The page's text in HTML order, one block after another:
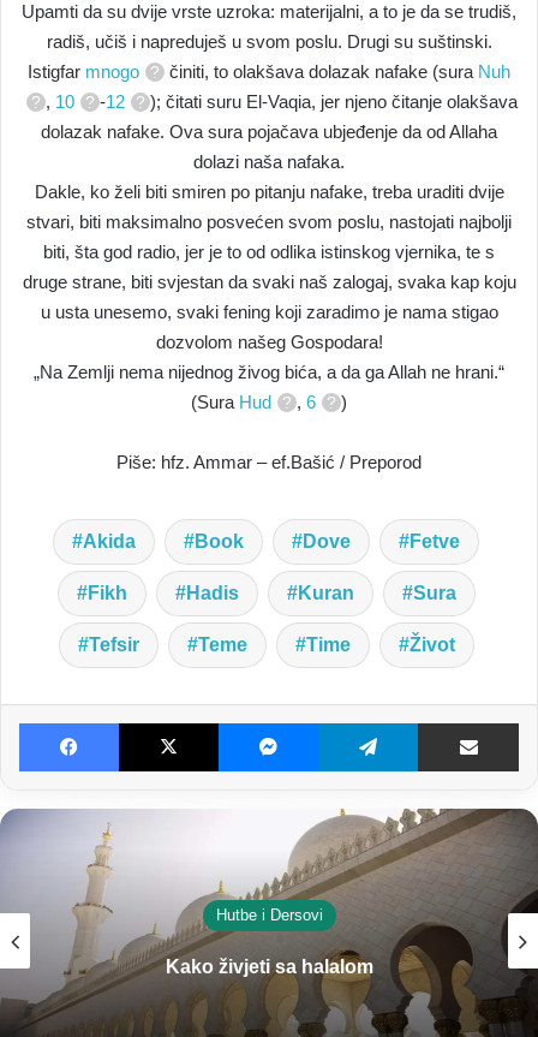
Upamti da su dvije vrste uzroka: materijalni, a to je da se trudiš,
radiš, učiš i napreduješ u svom poslu. Drugi su suštinski.
Istigfar mnogo činiti, to olakšava dolazak nafake (sura Nuh
, 10 -12
); čitati suru El-Vaqia, jer njeno čitanje olakšava
dolazak nafake. Ova sura pojačava ubjeđenje da od Allaha
dolazi naša nafaka.
Dakle, ko želi biti smiren po pitanju nafake, treba uraditi dvije
stvari, biti maksimalno posvećen svom poslu, nastojati najbolji
biti, šta god radio, jer je to od odlika istinskog vjernika, te s
druge strane, biti svjestan da svaki naš zalogaj, svaka kap koju
u usta unesemo, svaki fening koji zaradimo je nama stigao
dozvolom našeg Gospodara!
„Na Zemlji nema nijednog živog bića, a da ga Allah ne hrani.“
(Sura Hud , 6 )
Piše: hfz. Ammar – ef.Bašić / Preporod
Akida Book Dove Fetve
Fikh Hadis Kuran Sura
Tefsir Teme Time Život
Facebook X Messenger Telegram
Hutbe i Dersovi
Kako živjeti sa halalom